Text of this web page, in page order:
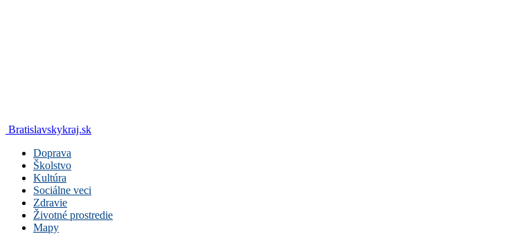
Bratislavskykraj.sk
Doprava
Školstvo
Kultúra
Sociálne veci
Zdravie
Životné prostredie
Mapy